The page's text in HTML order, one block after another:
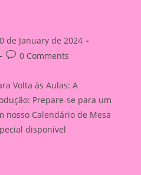
de January de 2024
Post0 Comments
Volta às Aulas: A
Prepare-se para um
nosso Calendário de Mesa
disponível